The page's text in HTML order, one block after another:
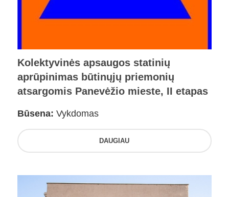
Kolektyvinės apsaugos statinių
aprūpinimas būtinųjų priemonių
atsargomis Panevėžio mieste, II etapas
Būsena: Vykdomas
DAUGIAU